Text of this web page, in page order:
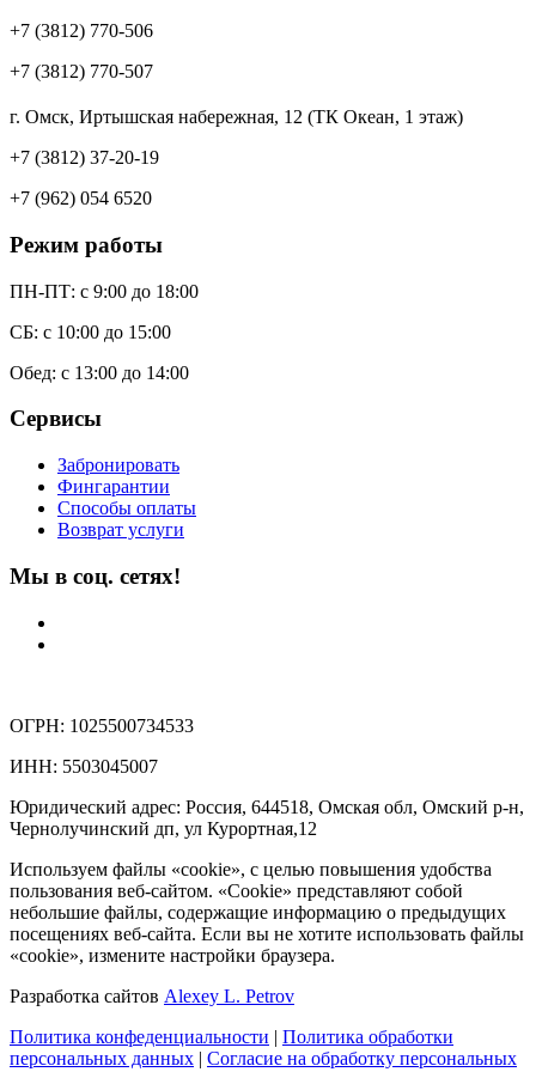
+7 (3812) 770-506
+7 (3812) 770-507
г. Омск, Иртышская набережная, 12 (ТК Океан, 1 этаж)
+7 (3812) 37-20-19
+7 (962) 054 6520
Режим работы
ПН-ПТ: c 9:00 до 18:00
СБ: с 10:00 до 15:00
Обед: с 13:00 до 14:00
Сервисы
Забронировать
Фингарантии
Способы оплаты
Возврат услуги
Мы в соц. сетях!
ОГРН: 1025500734533
ИНН: 5503045007
Юридический адрес: Россия, 644518, Омская обл, Омский р-н,
Чернолучинский дп, ул Курортная,12
Используем файлы «cookie», с целью повышения удобства
пользования веб-сайтом. «Cookie» представляют собой
небольшие файлы, содержащие информацию о предыдущих
посещениях веб-сайта. Если вы не хотите использовать файлы
«cookie», измените настройки браузера.
Разработка сайтов Alexey L. Petrov
Политика конфеденциальности | Политика обработки
персональных данных | Согласие на обработку персональных